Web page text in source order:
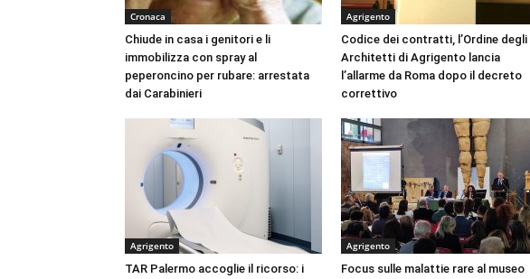
Cronaca
Chiude in casa i genitori e li
immobilizza con spray al
peperoncino per rubare: arrestata
dai Carabinieri
Agrigento
Codice dei contratti, l’Ordine degli
Architetti di Agrigento lancia
l’allarme da Roma dopo il decreto
correttivo
Agrigento
TAR Palermo accoglie il ricorso: i
Agrigento
Focus sulle malattie rare al museo